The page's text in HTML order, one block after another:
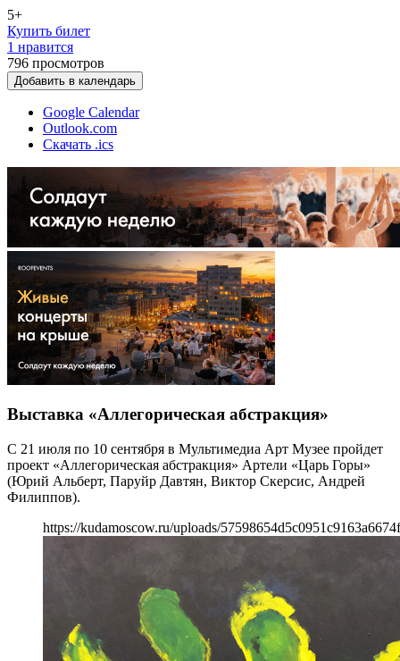
5+
Купить билет
1 нравится
796 просмотров
Добавить в календарь
Google Calendar
Outlook.com
Скачать .ics
Выставка «Аллегорическая абстракция»
С 21 июля по 10 сентября в Мультимедиа Арт Музее пройдет
проект «Аллегорическая абстракция» Артели «Царь Горы»
(Юрий Альберт, Паруйр Давтян, Виктор Скерсис, Андрей
Филиппов).
https://kudamoscow.ru/uploads/